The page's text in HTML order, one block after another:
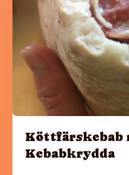
Köttfärskebab
Kebabkrydda